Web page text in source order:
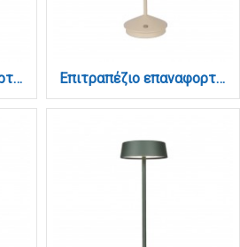
Επιτραπέζιο επαναφορτιζόμενο φωτιστικό 3CCT σε μπέζ απόχρωση (3030-Beige) Επιτραπέζιο επαναφορτιζόμενο φωτιστικό 3CCT σε μπέζ απόχρωση (3031-Beige)